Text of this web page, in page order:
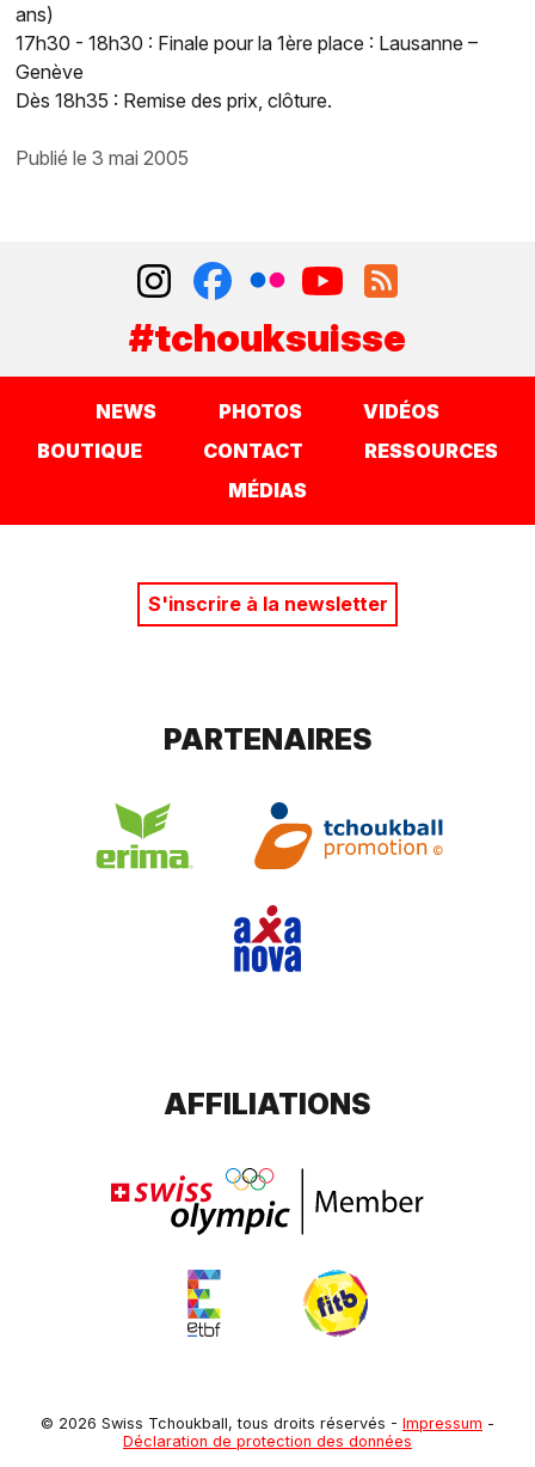
ans)
17h30 - 18h30 : Finale pour la 1ère place : Lausanne –
Genève
Dès 18h35 : Remise des prix, clôture.
publié le 3 mai 2005
#tchouksuisse
NEWS PHOTOS
VIDÉOS
BOUTIQUE
CONTACT
RESSOURCES
MÉDIAS
S'inscrire à la newsletter
PARTENAIRES
AFFILIATIONS
© 2026 Swiss Tchoukball, tous droits réservés - Impressum -
Déclaration de protection des données